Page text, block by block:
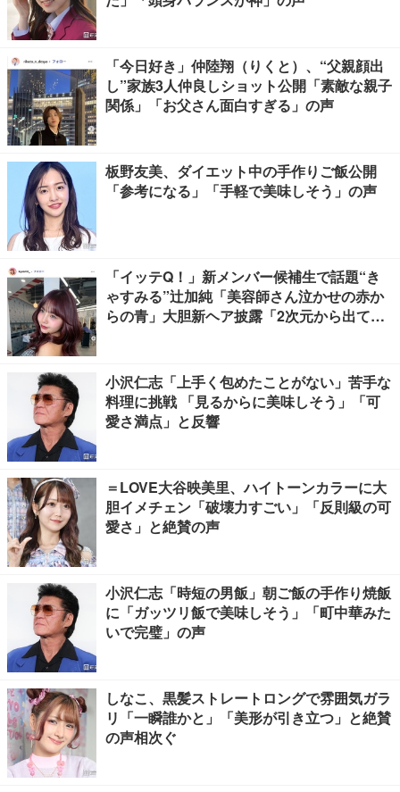
「今日好き」仲陸翔（りくと）、“父親顔出
し”家族3人仲良しショット公開「素敵な親子
関係」「お父さん面白すぎる」の声
板野友美、ダイエット中の手作りご飯公開
「参考になる」「手軽で美味しそう」の声
「イッテQ！」新メンバー候補生で話題“き
ゃすみる”辻加純「美容師さん泣かせの赤か
らの青」大胆新ヘア披露「2次元から出てき
小沢仁志「上手く包めたことがない」苦手な
料理に挑戦 「見るからに美味しそう」「可
愛さ満点」と反響
＝LOVE大谷映美里、ハイトーンカラーに大
胆イメチェン「破壊力すごい」「反則級の可
愛さ」と絶賛の声
小沢仁志「時短の男飯」朝ご飯の手作り焼飯
に「ガッツリ飯で美味しそう」「町中華みた
いで完璧」の声
しなこ、黒髪ストレートロングで雰囲気ガラ
リ「一瞬誰かと」「美形が引き立つ」と絶賛
の声相次ぐ